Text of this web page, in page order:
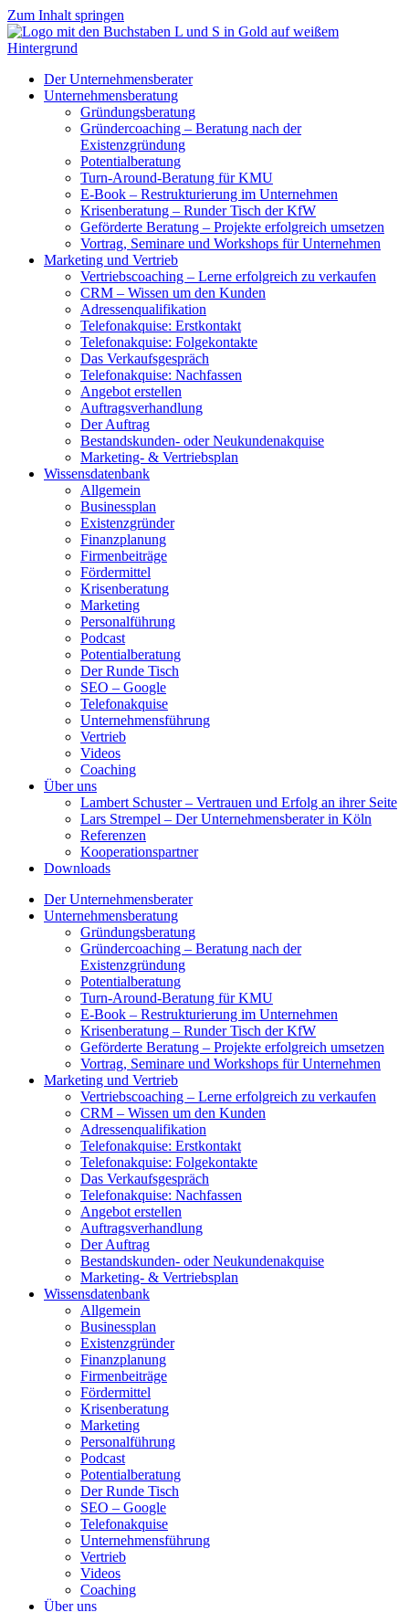
Zum Inhalt springen
Der Unternehmensberater
Unternehmensberatung
Gründungsberatung
Gründercoaching – Beratung nach der
Existenzgründung
Potentialberatung
Turn-Around-Beratung für KMU
E-Book – Restrukturierung im Unternehmen
Krisenberatung – Runder Tisch der KfW
Geförderte Beratung – Projekte erfolgreich umsetzen
Vortrag, Seminare und Workshops für Unternehmen
Marketing und Vertrieb
Vertriebscoaching – Lerne erfolgreich zu verkaufen
CRM – Wissen um den Kunden
Adressenqualifikation
Telefonakquise: Erstkontakt
Telefonakquise: Folgekontakte
Das Verkaufsgespräch
Telefonakquise: Nachfassen
Angebot erstellen
Auftragsverhandlung
Der Auftrag
Bestandskunden- oder Neukundenakquise
Marketing- & Vertriebsplan
Wissensdatenbank
Allgemein
Businessplan
Existenzgründer
Finanzplanung
Firmenbeiträge
Fördermittel
Krisenberatung
Marketing
Personalführung
Podcast
Potentialberatung
Der Runde Tisch
SEO – Google
Telefonakquise
Unternehmensführung
Vertrieb
Videos
Coaching
Über uns
Lambert Schuster – Vertrauen und Erfolg an ihrer Seite
Lars Strempel – Der Unternehmensberater in Köln
Referenzen
Kooperationspartner
Downloads
Der Unternehmensberater
Unternehmensberatung
Gründungsberatung
Gründercoaching – Beratung nach der
Existenzgründung
Potentialberatung
Turn-Around-Beratung für KMU
E-Book – Restrukturierung im Unternehmen
Krisenberatung – Runder Tisch der KfW
Geförderte Beratung – Projekte erfolgreich umsetzen
Vortrag, Seminare und Workshops für Unternehmen
Marketing und Vertrieb
Vertriebscoaching – Lerne erfolgreich zu verkaufen
CRM – Wissen um den Kunden
Adressenqualifikation
Telefonakquise: Erstkontakt
Telefonakquise: Folgekontakte
Das Verkaufsgespräch
Telefonakquise: Nachfassen
Angebot erstellen
Auftragsverhandlung
Der Auftrag
Bestandskunden- oder Neukundenakquise
Marketing- & Vertriebsplan
Wissensdatenbank
Allgemein
Businessplan
Existenzgründer
Finanzplanung
Firmenbeiträge
Fördermittel
Krisenberatung
Marketing
Personalführung
Podcast
Potentialberatung
Der Runde Tisch
SEO – Google
Telefonakquise
Unternehmensführung
Vertrieb
Videos
Coaching
Über uns